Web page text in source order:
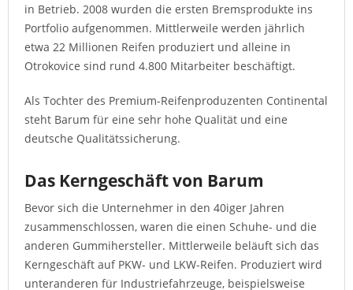
in Betrieb. 2008 wurden die ersten Bremsprodukte ins
Portfolio aufgenommen. Mittlerweile werden jährlich
etwa 22 Millionen Reifen produziert und alleine in
Otrokovice sind rund 4.800 Mitarbeiter beschäftigt.
Als Tochter des Premium-Reifenproduzenten Continental
steht Barum für eine sehr hohe Qualität und eine
deutsche Qualitätssicherung.
Das Kerngeschäft von Barum
Bevor sich die Unternehmer in den 40iger Jahren
zusammenschlossen, waren die einen Schuhe- und die
anderen Gummihersteller. Mittlerweile beläuft sich das
Kerngeschäft auf PKW- und LKW-Reifen. Produziert wird
unteranderen für Industriefahrzeuge, beispielsweise